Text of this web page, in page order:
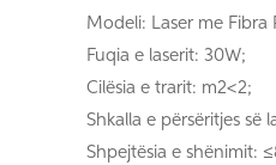
Modeli: Laser me Fibra
Fuqia e laserit: 30W;
Cilësia e trarit: m2<2;
Shkalla e përsëritjes së
Shpejtësia e shënimit: